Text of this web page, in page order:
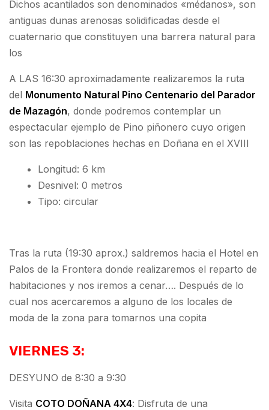
Dichos acantilados son denominados «médanos», son
antiguas dunas arenosas solidificadas desde el
cuaternario que constituyen una barrera natural para
los
A LAS 16:30 aproximadamente realizaremos la ruta
del Monumento Natural Pino Centenario del Parador
de Mazagón, donde podremos contemplar un
espectacular ejemplo de Pino piñonero cuyo origen
son las repoblaciones hechas en Doñana en el XVIII
Longitud: 6 km
Desnivel: 0 metros
Tipo: circular
Tras la ruta (19:30 aprox.) saldremos hacia el Hotel en
Palos de la Frontera donde realizaremos el reparto de
habitaciones y nos iremos a cenar…. Después de lo
cual nos acercaremos a alguno de los locales de
moda de la zona para tomarnos una copita
VIERNES 3:
DESYUNO de 8:30 a 9:30
Visita COTO DOÑANA 4X4: Disfruta de una